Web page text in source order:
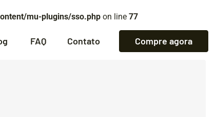
mu-plugins/sso.php on line 77
FAQ Contato Compre agora